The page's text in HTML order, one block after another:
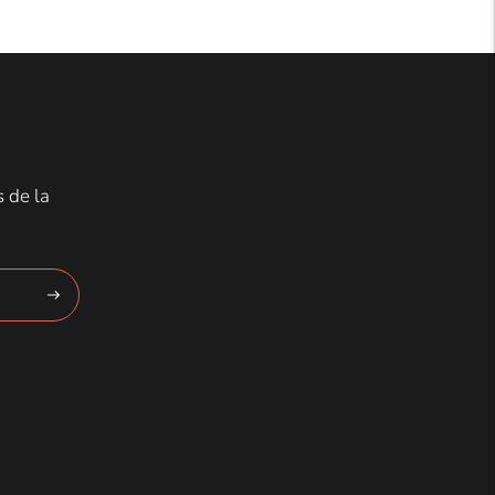
de la
Suscríbete